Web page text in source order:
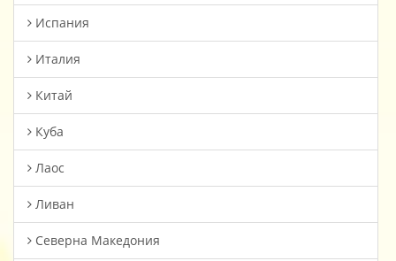
Испания
Италия
Китай
Куба
Лаос
Ливан
Северна Македония